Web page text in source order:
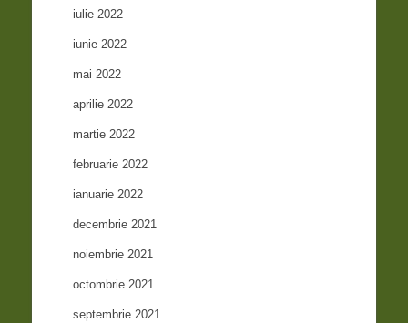
iulie 2022
iunie 2022
mai 2022
aprilie 2022
martie 2022
februarie 2022
ianuarie 2022
decembrie 2021
noiembrie 2021
octombrie 2021
septembrie 2021